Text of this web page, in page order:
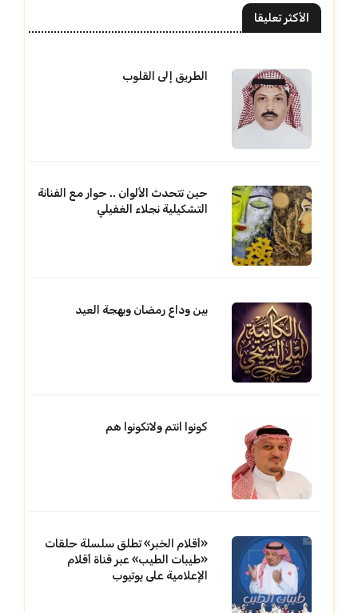
الأكثر تعليقا
الطريق إلى القلوب
حين تتحدث الألوان .. حوار مع الفنانة
التشكيلية نجلاء الغفيلي
بين وداع رمضان وبهجة العيد
كونوا انتم ولاتكونوا هم
«أقلام الخبر» تطلق سلسلة حلقات
«طيبات الطيب» عبر قناة أقلام
الإعلامية على يوتيوب